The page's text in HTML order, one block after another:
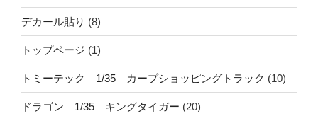
デカール貼り (8)
トップページ (1)
トミーテック 1/35 カープショッピングトラック (10)
ドラゴン 1/35 キングタイガー (20)